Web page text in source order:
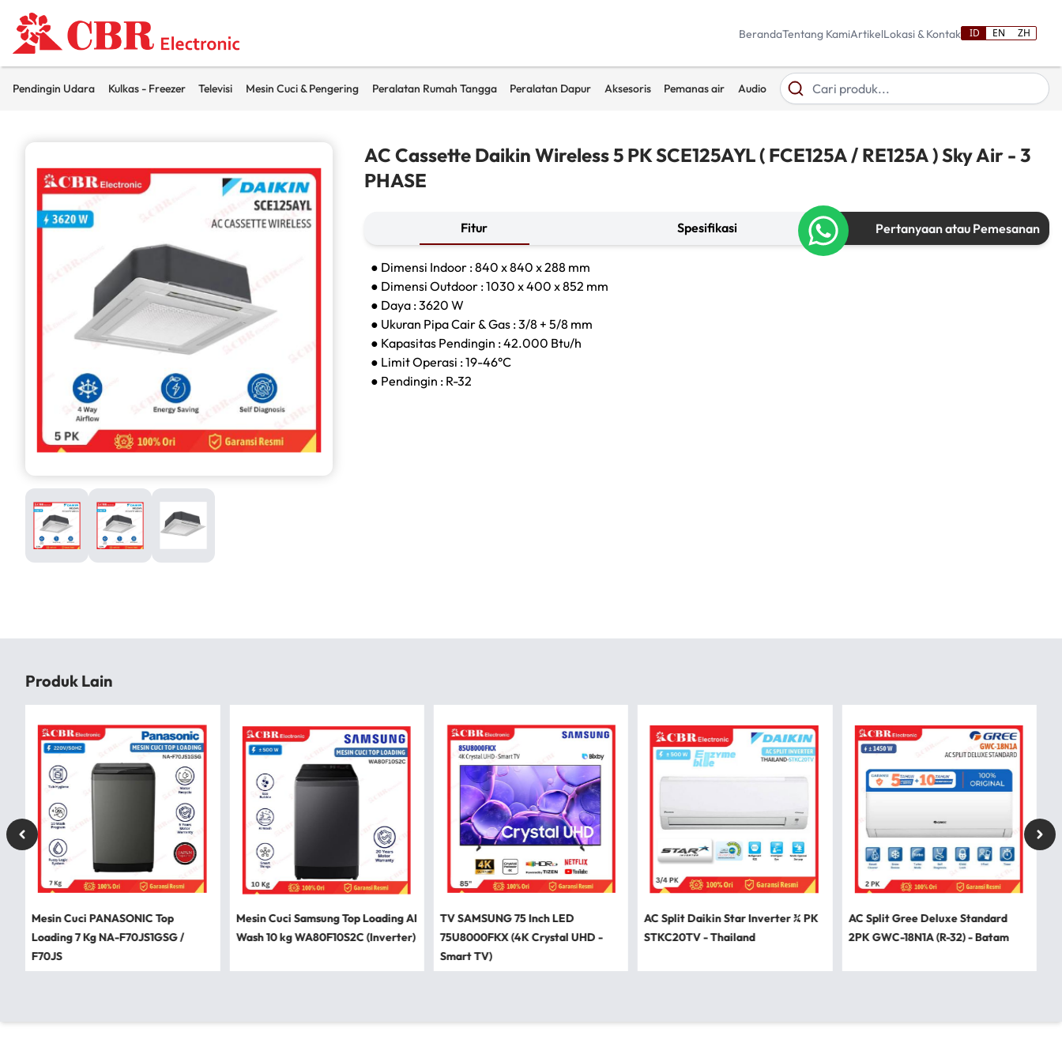
BerandaTentang KamiArtikelLokasi & Kontak ID EN ZH
Pendingin Udara Kulkas - Freezer Televisi Mesin Cuci & Pengering Peralatan Rumah Tangga Peralatan Dapur Aksesoris Pemanas air Audio
AC Cassette Daikin Wireless 5 PK SCE125AYL ( FCE125A / RE125A ) Sky Air - 3
PHASE
Fitur Spesifikasi Pertanyaan atau Pemesanan
● Dimensi Indoor : 840 x 840 x 288 mm
● Dimensi Outdoor : 1030 x 400 x 852 mm
● Daya : 3620 W
● Ukuran Pipa Cair & Gas : 3/8 + 5/8 mm
● Kapasitas Pendingin : 42.000 Btu/h
● Limit Operasi : 19-46°C
● Pendingin : R-32
Produk Lain
TV SAMSUNG 75 Inch LED
75U8000FKX (4K Crystal UHD -
Smart TV)
AC Split Daikin Star Inverter ¾ PK
STKC20TV - Thailand
AC Split Gree Deluxe Standard
2PK GWC-18N1A (R-32) - Batam
Mesin Cuci PANASONIC Top
Loading 7 Kg NA-F70JS1GSG /
F70JS
Mesin Cuci Samsung Top Loading AI
Wash 10 kg WA80F10S2C (Inverter)